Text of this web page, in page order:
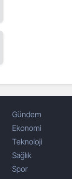
Gündem
Ekonomi
Teknoloji
Sağlık
Spor